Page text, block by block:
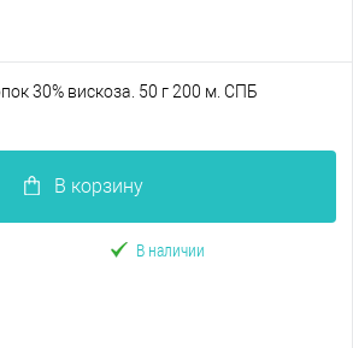
30% вискоза. 50 г 200 м. СПБ
В корзину
В наличии